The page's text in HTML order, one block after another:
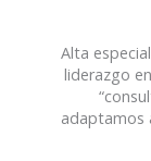
Alta
liderazgo
adaptamos